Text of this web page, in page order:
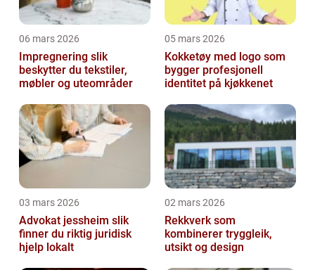
06 mars 2026
Impregnering slik
beskytter du tekstiler,
møbler og uteområder
05 mars 2026
Kokketøy med logo som
bygger profesjonell
identitet på kjøkkenet
03 mars 2026
Advokat jessheim slik
finner du riktig juridisk
hjelp lokalt
02 mars 2026
Rekkverk som
kombinerer tryggleik,
utsikt og design